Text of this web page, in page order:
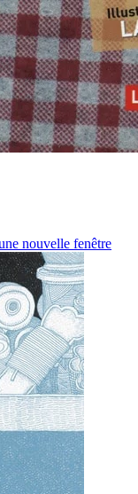
nouvelle fenêtre